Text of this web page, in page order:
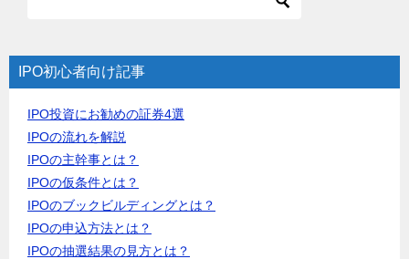
IPO初心者向け記事
IPO投資にお勧めの証券4選
IPOの流れを解説
IPOの主幹事とは？
IPOの仮条件とは？
IPOのブックビルディングとは？
IPOの申込方法とは？
IPOの抽選結果の見方とは？